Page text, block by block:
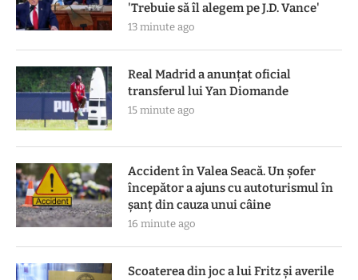
'Trebuie să îl alegem pe J.D. Vance'
13 minute ago
Real Madrid a anunțat oficial
transferul lui Yan Diomande
15 minute ago
Accident în Valea Seacă. Un șofer
începător a ajuns cu autoturismul în
șanț din cauza unui câine
16 minute ago
Scoaterea din joc a lui Fritz și averile